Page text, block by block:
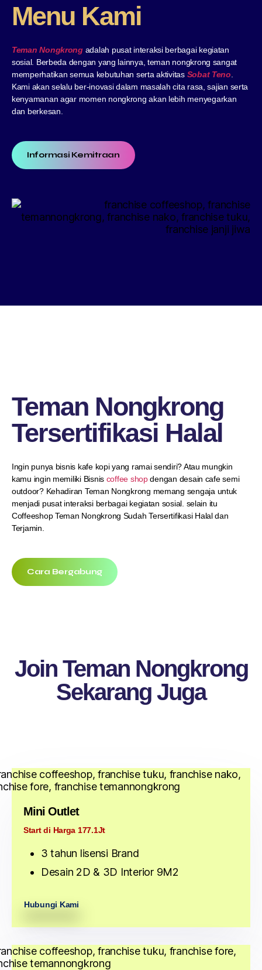
Menu Kami
Teman Nongkrongadalah pusat interaksi berbagai kegiatan
sosial. Berbeda dengan yang lainnya, teman nongkrong sangat
memperhatikan semua kebutuhan serta aktivitas Sobat Teno
Kami akan selalu ber-inovasi dalam masalah cita rasa, sajian serta
kenyamanan agar momen nongkrong akan lebih menyegarkan
dan berkesan.
Informasi Kemitraan
Teman Nongkrong
Tersertifikasi Halal
Ingin punya bisnis kafe kopi yang ramai sendiri? Atau mungkin
kamu ingin memiliki Bisnis coffee shopdengan desain cafe semi
outdoor? Kehadiran Teman Nongkrong memang sengaja untuk
menjadi pusat interaksi berbagai kegiatan sosial. selain itu
Coffeeshop Teman Nongkrong Sudah Tersertifikasi Halal dan
Terjamin.
Cara Bergabung
Join Teman Nongkrong
Sekarang Juga
Mini Outlet
Start di Harga 177.1Jt
3 tahun lisensi Brand
Desain 2D & 3D Interior 9M2
Hubungi Kami